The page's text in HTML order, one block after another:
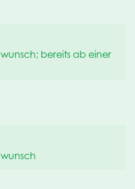
bereits ab einer